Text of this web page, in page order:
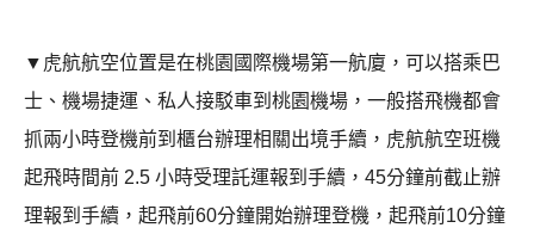
▼ 虎航航空位置是在桃園國際機場第一航廈，可以搭乘巴
士、機場捷運、私人接駁車到桃園機場，一般搭飛機都會
抓兩小時登機前到櫃台辦理相關出境手續，虎航航空班機
起飛時間前 2.5 小時受理託運報到手續，45分鐘前截止辦
理報到手續，起飛前60分鐘開始辦理登機，起飛前10分鐘